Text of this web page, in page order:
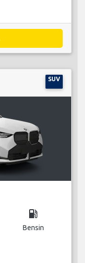
SUV
local_gas_station
Bensin